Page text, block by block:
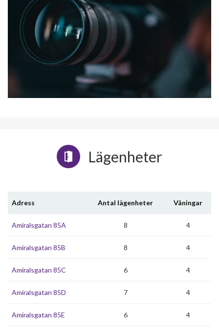
Lägenheter
Adress Antal lägenheter Våningar
Amiralsgatan 85A 8 4
Amiralsgatan 85B 8 4
Amiralsgatan 85C 6 4
Amiralsgatan 85D 7 4
Amiralsgatan 85E 6 4